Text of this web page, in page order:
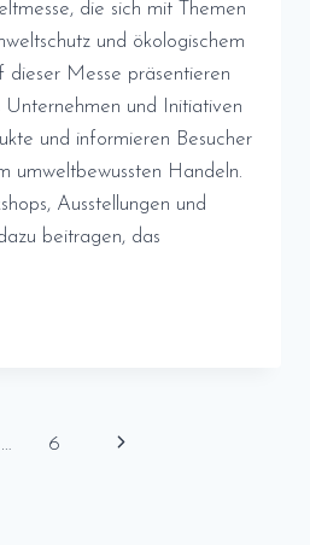
die sich mit Themen
und ökologischem
Messe präsentieren
Unternehmen und Initiativen
und informieren Besucher
umweltbewussten Handeln.
Ausstellungen und
beitragen, das
… 6 Nächste